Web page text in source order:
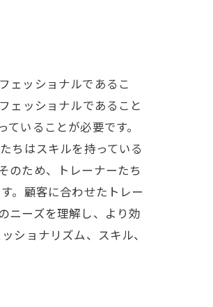
ェッショナルであるこ
ェッショナルであること
いることが必要です。
ちはスキルを持っている
のため、トレーナーたち
。顧客に合わせたトレー
ニーズを理解し、より効
ショナリズム、スキル、